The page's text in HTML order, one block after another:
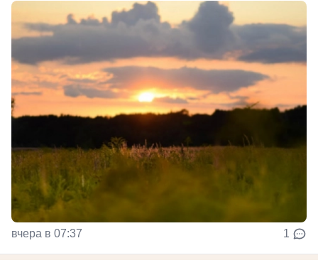
вчера в 07:37 1